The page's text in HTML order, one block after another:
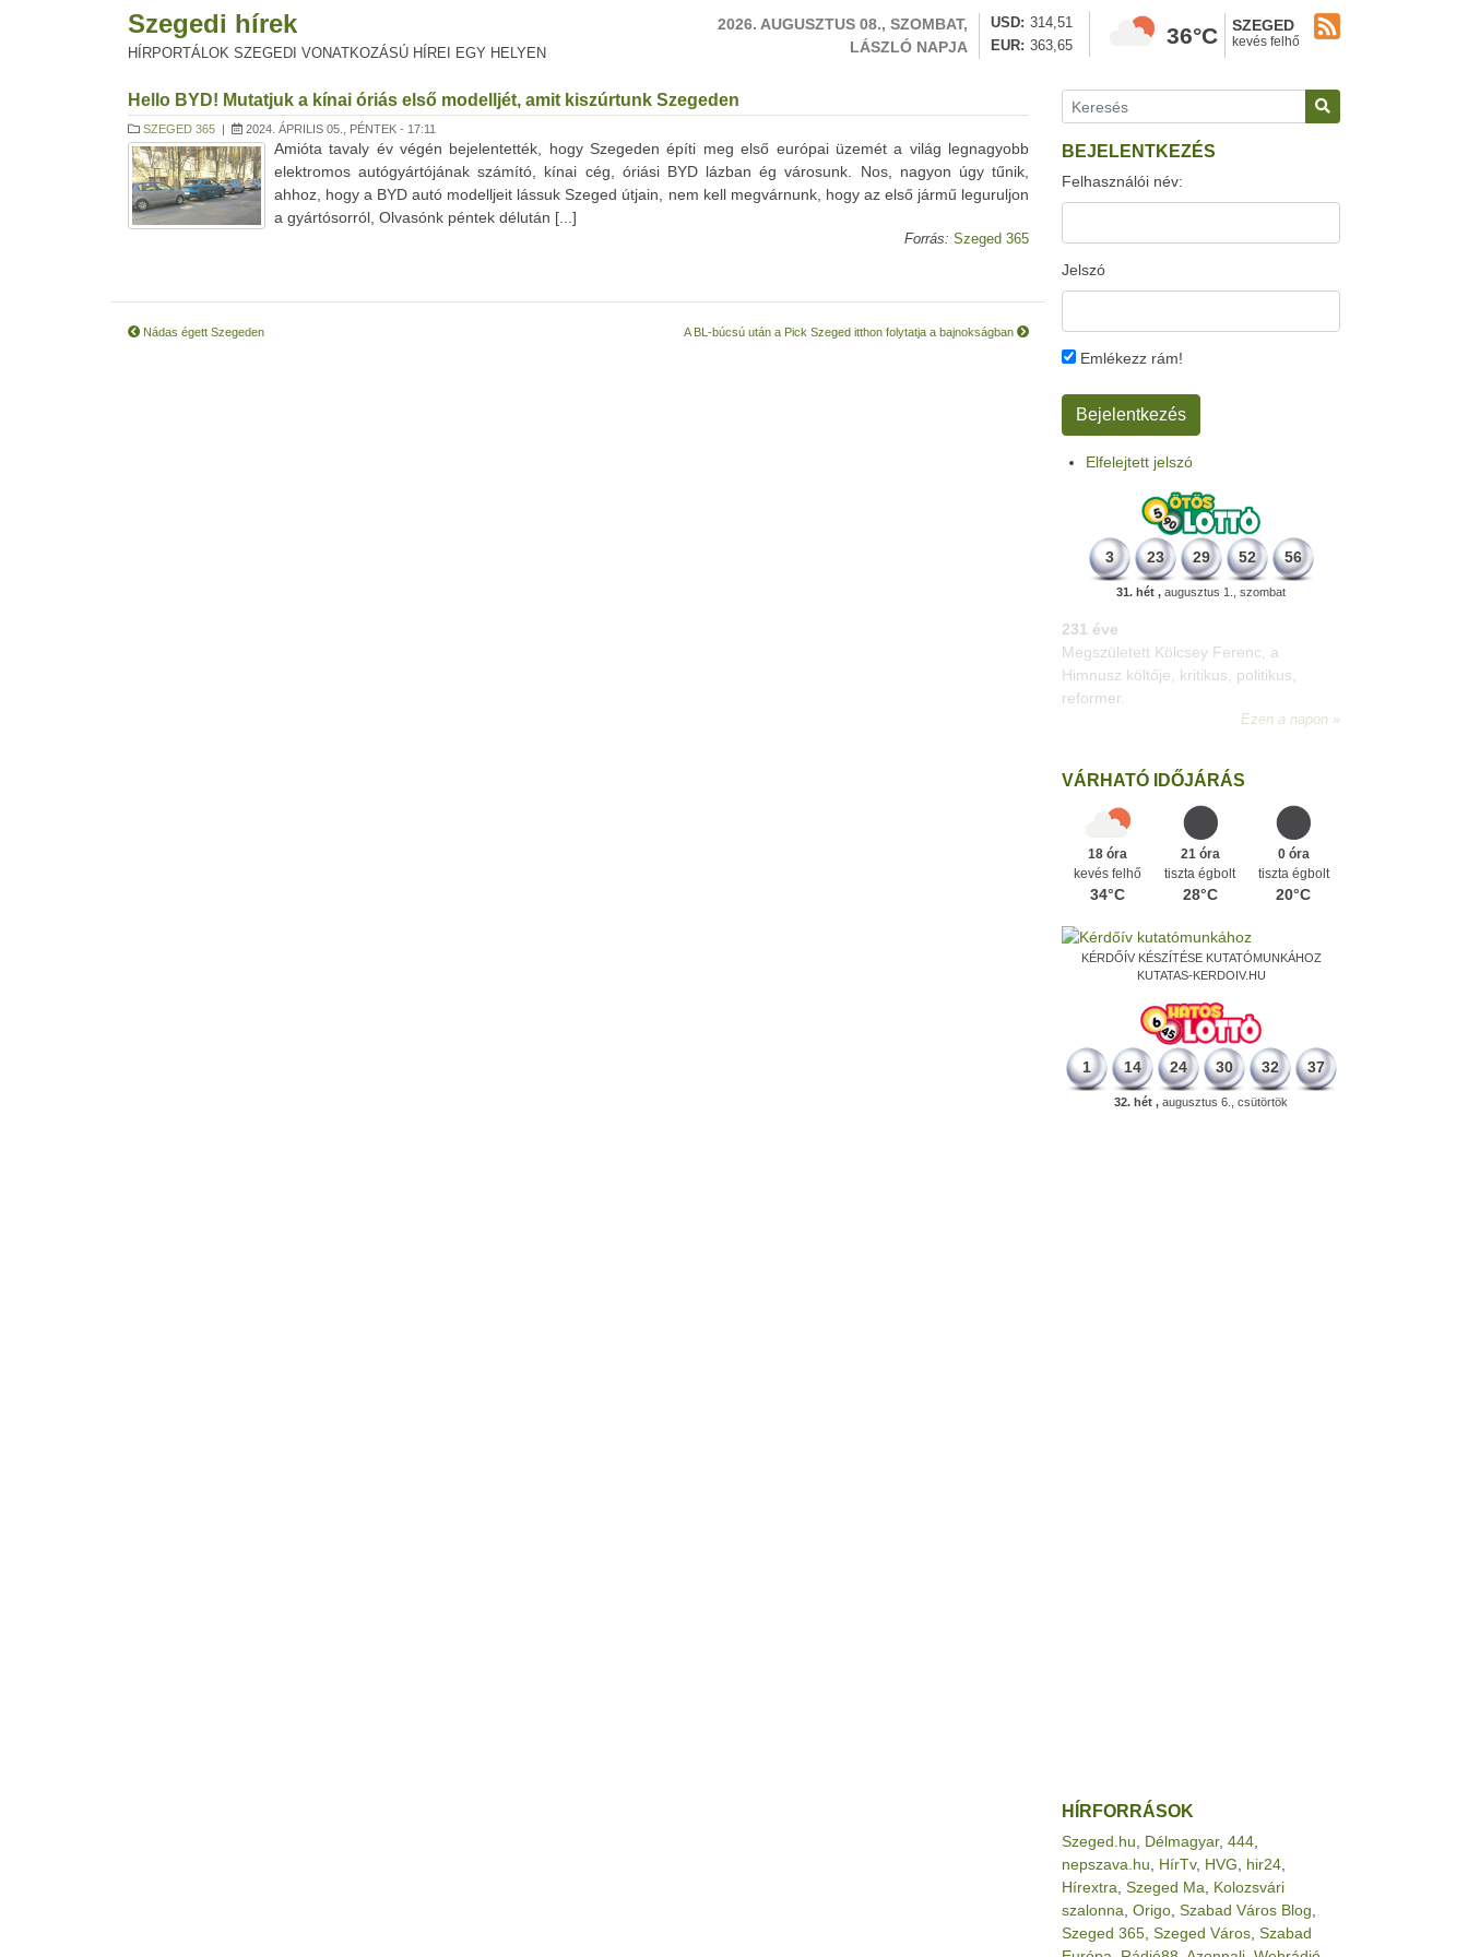
Szegedi hírek
HÍRPORTÁLOK SZEGEDI VONATKOZÁSÚ HÍREI EGY HELYEN
2026. AUGUSZTUS 08., SZOMBAT,
LÁSZLÓ NAPJA
USD
314,51
EUR
363,65 36°C SZEGED
kevés felhő
Hello BYD! Mutatjuk a kínai óriás első modelljét, amit kiszúrtunk Szegeden
SZEGED 365 | 2024. ÁPRILIS 05., PÉNTEK - 17:11
Amióta tavaly év végén bejelentették, hogy Szegeden építi meg első európai üzemét a világ legnagyobb
elektromos autógyártójának számító, kínai cég, óriási BYD lázban ég városunk. Nos, nagyon úgy tűnik,
ahhoz, hogy a BYD autó modelljeit lássuk Szeged útjain, nem kell megvárnunk, hogy az első jármű leguruljon
a gyártósorról, Olvasónk péntek délután [...]
Forrás: Szeged 365
Nádas égett Szegeden A BL-búcsú után a Pick Szeged itthon folytatja a bajnokságban
BEJELENTKEZÉS
Felhasználói név:
Jelszó
Emlékezz rám!
Elfelejtett jelszó
3 23 29 52 56
31. hét , augusztus 1., szombat
331 éve
Megszületett Mikes Kelemen
memoáríró, műfordító, a XVIII. századi
magyar prózairodalom legnagyobb
VÁRHATÓ IDŐJÁRÁS
18 óra
kevés felhő
34°C
21 óra
tiszta égbolt
28°C
0 óra
tiszta égbolt
20°C
KÉRDŐÍV KÉSZÍTÉSE KUTATÓMUNKÁHOZ
KUTATAS-KERDOIV.HU
1 14 24 30 32 37
32. hét , augusztus 6., csütörtök
HÍRFORRÁSOK
Szeged.hu Délmagyar, 444
nepszava.hu
HírTv, HVG hir24
Hírextra Szeged Ma
Kolozsvári
szalonna Origo Szabad Város Blog
Szeged 365 Szeged Város Szabad